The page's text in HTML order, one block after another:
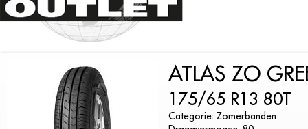
ATLAS ZO
175/65 R13 80T
Categorie: Zomerbanden